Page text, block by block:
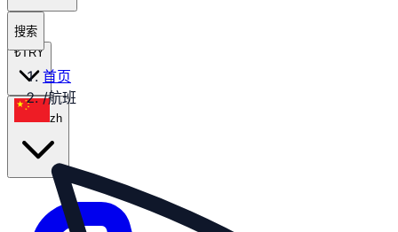
₺TRY
zh
搜索
首页
/航班